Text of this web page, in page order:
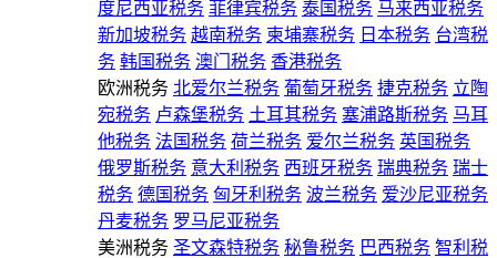
度尼西亚税务 菲律宾税务 泰国税务 马来西亚税务
新加坡税务 越南税务 柬埔寨税务 日本税务 台湾税
务 韩国税务 澳门税务 香港税务
欧洲税务 北爱尔兰税务 葡萄牙税务 捷克税务 立陶
宛税务 卢森堡税务 土耳其税务 塞浦路斯税务 马耳
他税务 法国税务 荷兰税务 爱尔兰税务 英国税务
俄罗斯税务 意大利税务 西班牙税务 瑞典税务 瑞士
税务 德国税务 匈牙利税务 波兰税务 爱沙尼亚税务
丹麦税务 罗马尼亚税务
美洲税务 圣文森特税务 秘鲁税务 巴西税务 智利税